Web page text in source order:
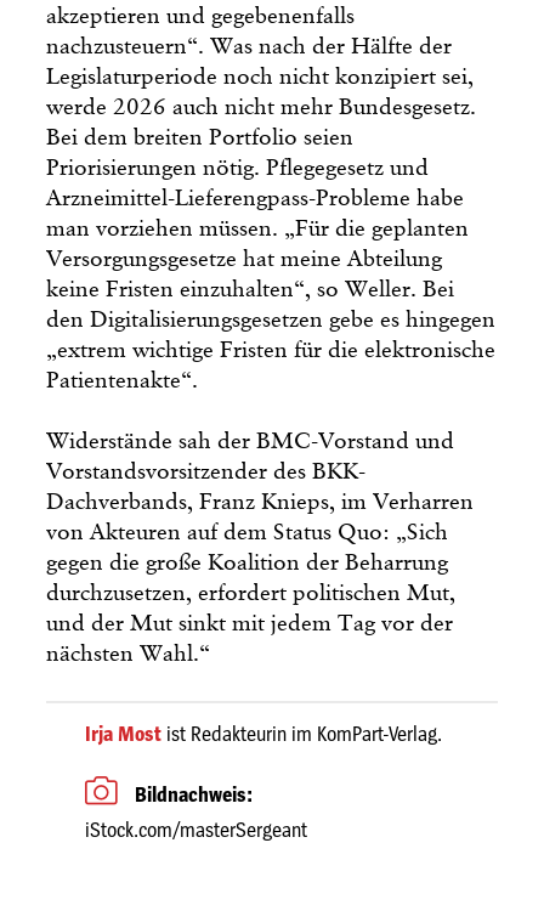
akzeptieren und gegebenenfalls
nachzusteuern“. Was nach der Hälfte der
Legislaturperiode noch nicht konzipiert sei,
werde 2026 auch nicht mehr Bundesgesetz.
Bei dem breiten Portfolio seien
Priorisierungen nötig. Pflegegesetz und
Arzneimittel-Lieferengpass-Probleme habe
man vorziehen müssen. „Für die geplanten
Versorgungsgesetze hat meine Abteilung
keine Fristen einzuhalten“, so Weller. Bei
den Digitalisierungsgesetzen gebe es hingegen
„extrem wichtige Fristen für die elektronische
Patientenakte“.
Widerstände sah der BMC-Vorstand und
Vorstandsvorsitzender des BKK-
Dachverbands, Franz Knieps, im Verharren
von Akteuren auf dem Status Quo: „Sich
gegen die große Koalition der Beharrung
durchzusetzen, erfordert politischen Mut,
und der Mut sinkt mit jedem Tag vor der
nächsten Wahl.“
Irja Mostist Redakteurin im KomPart-Verlag.
Bildnachweis:
iStock.com/masterSergeant